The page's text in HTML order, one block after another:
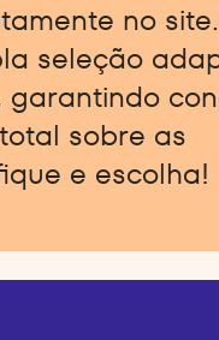
no site.
seleção
sobre as
e escolha!